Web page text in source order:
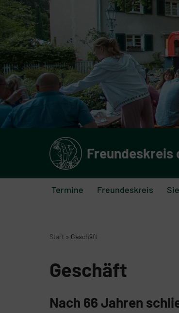
Zum
Inhalt
springen
Freundeskreis
Termine Freundeskreis
Start » Geschäft
Geschäft
Nach 66 Jahren